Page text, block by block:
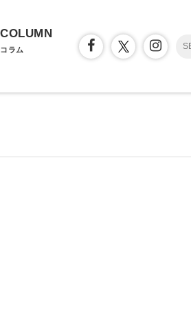
COLUMN
コラム